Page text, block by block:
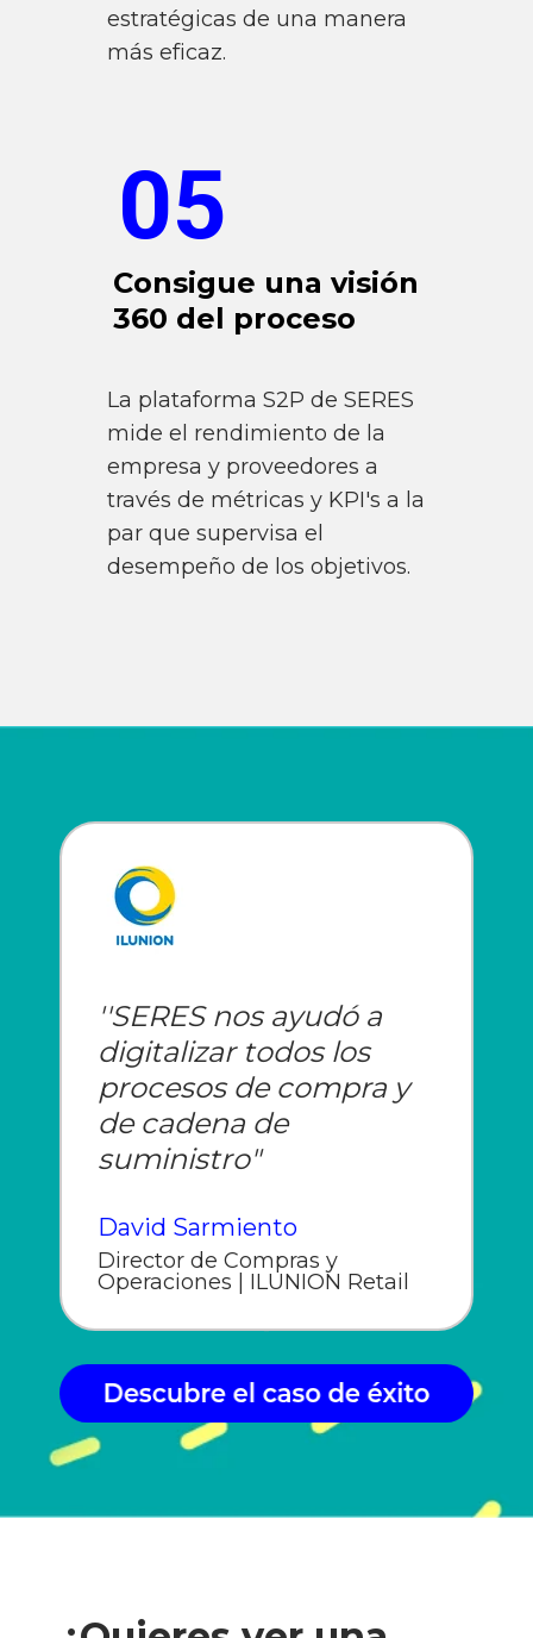
estratégicas de una manera
más eficaz.
05
Consigue una visión
360 del proceso
La plataforma S2P de SERES
mide el rendimiento de la
empresa y proveedores a
través de métricas y KPI's a la
par que supervisa el
desempeño de los objetivos.
''SERES nos ayudó a
digitalizar todos los
procesos de compra y
de cadena de
suministro"
David Sarmiento
Director de Compras y
Operaciones | ILUNION Retail